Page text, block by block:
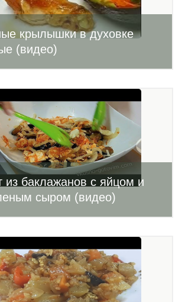
крылышки в духовке
(видео)
из баклажанов с яйцом и
сыром (видео)